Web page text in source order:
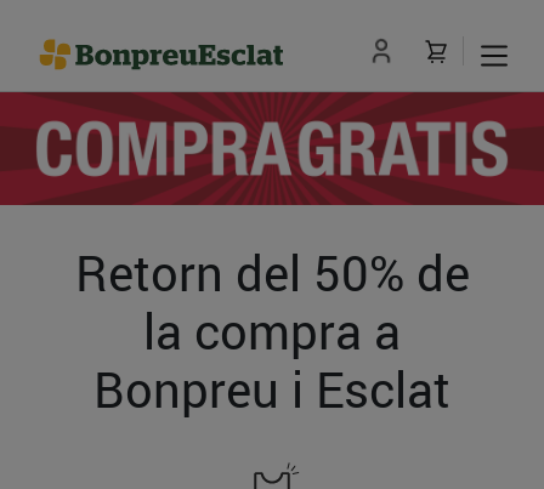
Retorn del 50% de
la compra a
Bonpreu i Esclat